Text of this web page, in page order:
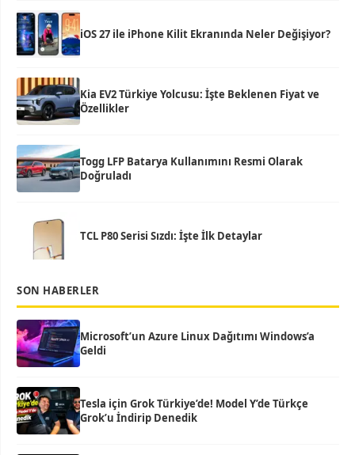
iOS 27 ile iPhone Kilit Ekranında Neler Değişiyor?
Kia EV2 Türkiye Yolcusu: İşte Beklenen Fiyat ve
Özellikler
Togg LFP Batarya Kullanımını Resmi Olarak
Doğruladı
TCL P80 Serisi Sızdı: İşte İlk Detaylar
SON HABERLER
Microsoft’un Azure Linux Dağıtımı Windows’a
Geldi
Tesla için Grok Türkiye’de! Model Y’de Türkçe
Grok’u İndirip Denedik